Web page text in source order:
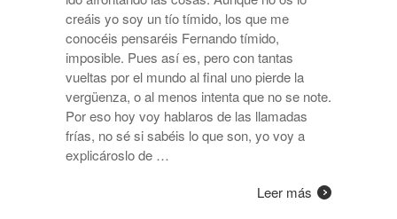
creáis yo soy un tío tímido, los que me
conocéis pensaréis Fernando tímido,
imposible. Pues así es, pero con tantas
vueltas por el mundo al final uno pierde la
vergüenza, o al menos intenta que no se note.
Por eso hoy voy hablaros de las llamadas
frías, no sé si sabéis lo que son, yo voy a
explicároslo de …
Leer más